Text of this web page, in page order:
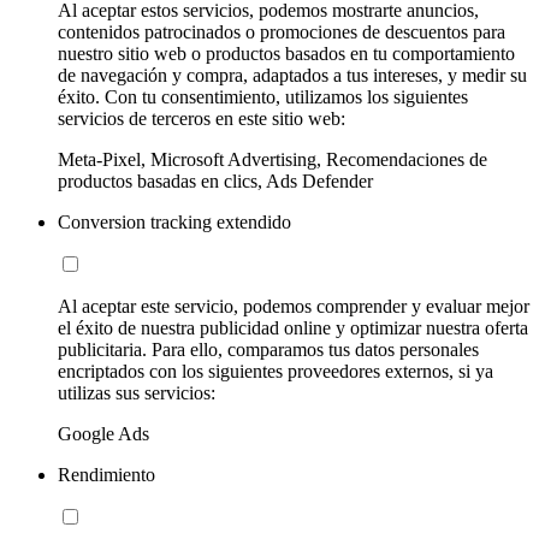
Al aceptar estos servicios, podemos mostrarte anuncios,
contenidos patrocinados o promociones de descuentos para
nuestro sitio web o productos basados en tu comportamiento
de navegación y compra, adaptados a tus intereses, y medir su
éxito. Con tu consentimiento, utilizamos los siguientes
servicios de terceros en este sitio web:
Meta-Pixel, Microsoft Advertising, Recomendaciones de
productos basadas en clics, Ads Defender
Conversion tracking extendido
Al aceptar este servicio, podemos comprender y evaluar mejor
el éxito de nuestra publicidad online y optimizar nuestra oferta
publicitaria. Para ello, comparamos tus datos personales
encriptados con los siguientes proveedores externos, si ya
utilizas sus servicios:
Google Ads
Rendimiento